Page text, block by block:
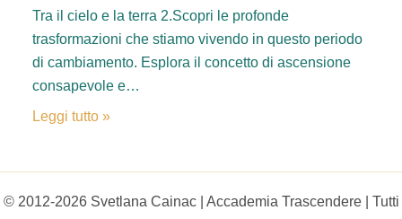
Tra il cielo e la terra 2.Scopri le profonde
trasformazioni che stiamo vivendo in questo periodo
di cambiamento. Esplora il concetto di ascensione
consapevole e…
Leggi tutto »
© 2012-2026 Svetlana Cainac | Accademia Trascendere | Tutti